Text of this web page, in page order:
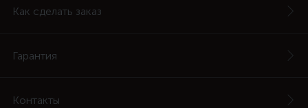
Как сделать заказ
Гарантия
Контакты